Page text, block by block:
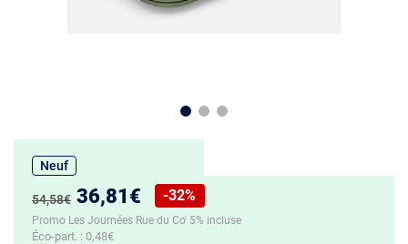
Neuf
Ancien prix :
54,58€ Nouveau prix :
36,81€
Réduction de :
-32%
Promo Les Journées Rue du Co' 5% incluse
Éco-part. : 0,48€